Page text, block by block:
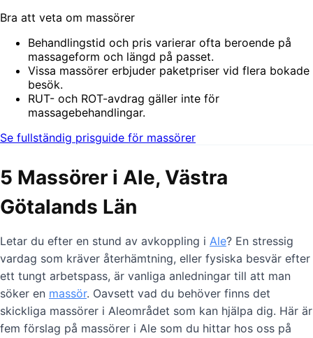
Bra att veta om massörer
Behandlingstid och pris varierar ofta beroende på
massageform och längd på passet.
Vissa massörer erbjuder paketpriser vid flera bokade
besök.
RUT- och ROT-avdrag gäller inte för
massagebehandlingar.
Se fullständig prisguide för massörer
5 Massörer i Ale, Västra
Götalands Län
Letar du efter en stund av avkoppling i Ale? En stressig
vardag som kräver återhämtning, eller fysiska besvär efter
ett tungt arbetspass, är vanliga anledningar till att man
söker en massör. Oavsett vad du behöver finns det
skickliga massörer i Aleområdet som kan hjälpa dig. Här är
fem förslag på massörer i Ale som du hittar hos oss på